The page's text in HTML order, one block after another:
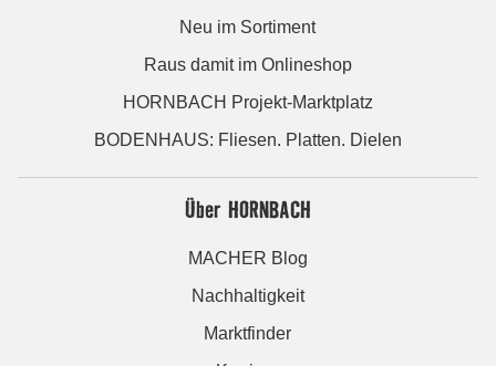
Neu im Sortiment
Raus damit im Onlineshop
HORNBACH Projekt-Marktplatz
BODENHAUS: Fliesen. Platten. Dielen
Über HORNBACH
MACHER Blog
Nachhaltigkeit
Marktfinder